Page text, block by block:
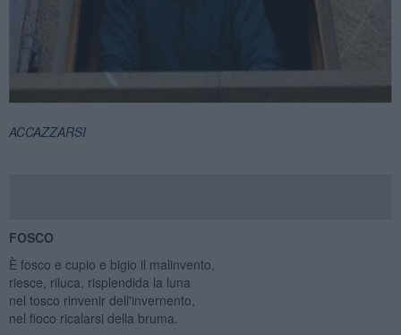
ACCAZZARSI
FOSCO
È fosco e cupio e bigio il malinvento,
riesce, riluca, risplendida la luna
nel tosco rinvenir dell'invernento,
nel fioco ricalarsi della bruma.